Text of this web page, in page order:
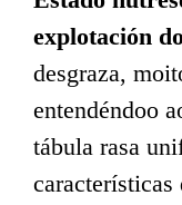
explotación
desgraza,
entendéndoo
tábula rasa
características